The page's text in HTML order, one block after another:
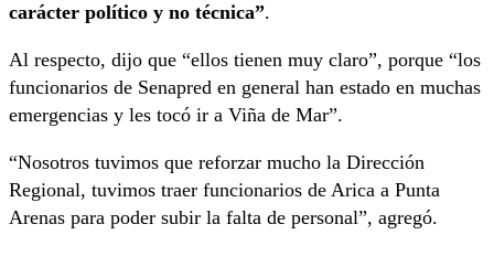
carácter político y no técnica”.
Al respecto, dijo que “ellos tienen muy claro”, porque “los
funcionarios de Senapred en general han estado en muchas
emergencias y les tocó ir a Viña de Mar”.
“Nosotros tuvimos que reforzar mucho la Dirección
Regional, tuvimos traer funcionarios de Arica a Punta
Arenas para poder subir la falta de personal”, agregó.